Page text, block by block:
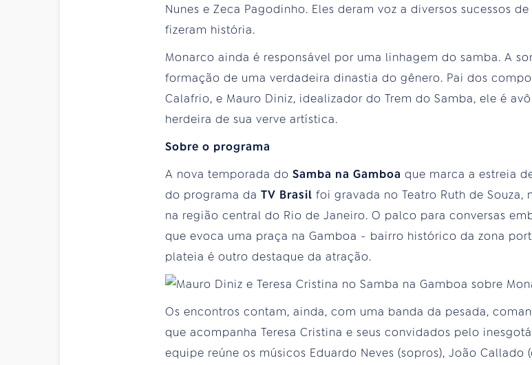
Nunes e Zeca Pagodinho. Eles deram voz a diversos sucessos
fizeram história.
Monarco ainda é responsável por uma linhagem do samba. A
formação de uma verdadeira dinastia do gênero. Pai dos
Calafrio, e Mauro Diniz, idealizador do Trem do Samba, ele é
herdeira de sua verve artística.
Sobre o programa
A nova temporada do Samba na Gamboa que marca a estreia
do programa da TV Brasil foi gravada no Teatro Ruth de Souza,
na região central do Rio de Janeiro. O palco para conversas
que evoca uma praça na Gamboa - bairro histórico da zona
plateia é outro destaque da atração.
Os encontros contam, ainda, com uma banda da pesada,
que acompanha Teresa Cristina e seus convidados pelo
equipe reúne os músicos Eduardo Neves (sopros), João Callado